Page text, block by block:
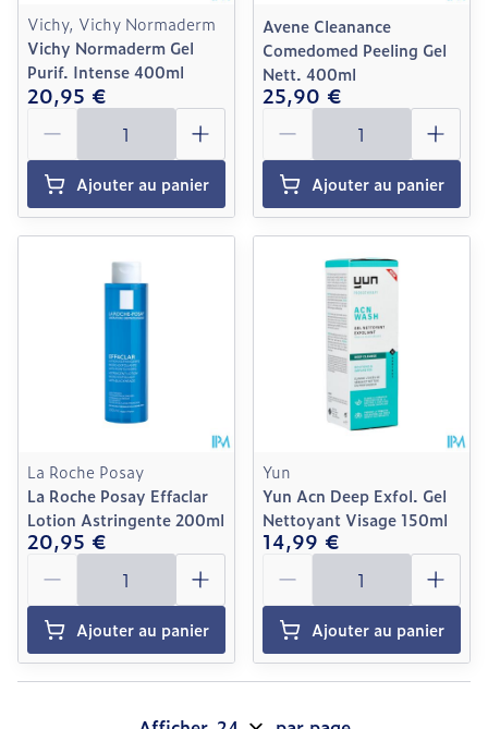
Vichy, Vichy Normaderm
Vichy Normaderm Gel
Purif. Intense 400ml
20,95 €
Quantité
Ajouter au panier
Avene Cleanance
Comedomed Peeling Gel
Nett. 400ml
25,90 €
Quantité
Ajouter au panier
La Roche Posay
La Roche Posay Effaclar
Lotion Astringente 200ml
20,95 €
Quantité
Ajouter au panier
Yun
Yun Acn Deep Exfol. Gel
Nettoyant Visage 150ml
14,99 €
Quantité
Ajouter au panier